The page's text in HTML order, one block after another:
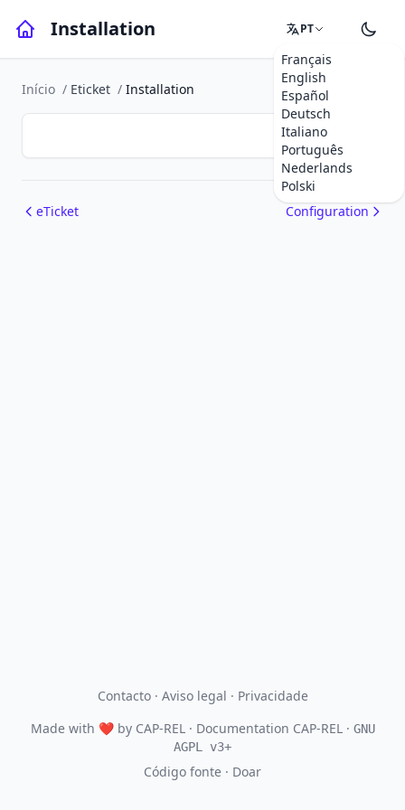
Installation PT
Français
English
Español
Deutsch
Italiano
Português
Nederlands
Polski
Início / Eticket / Installation
eTicket Configuration
Contacto· Aviso legal · Privacidade
Made with ❤by CAP-REL· Documentation CAP-REL · GNU
AGPL v3+
Código fonte · Doar